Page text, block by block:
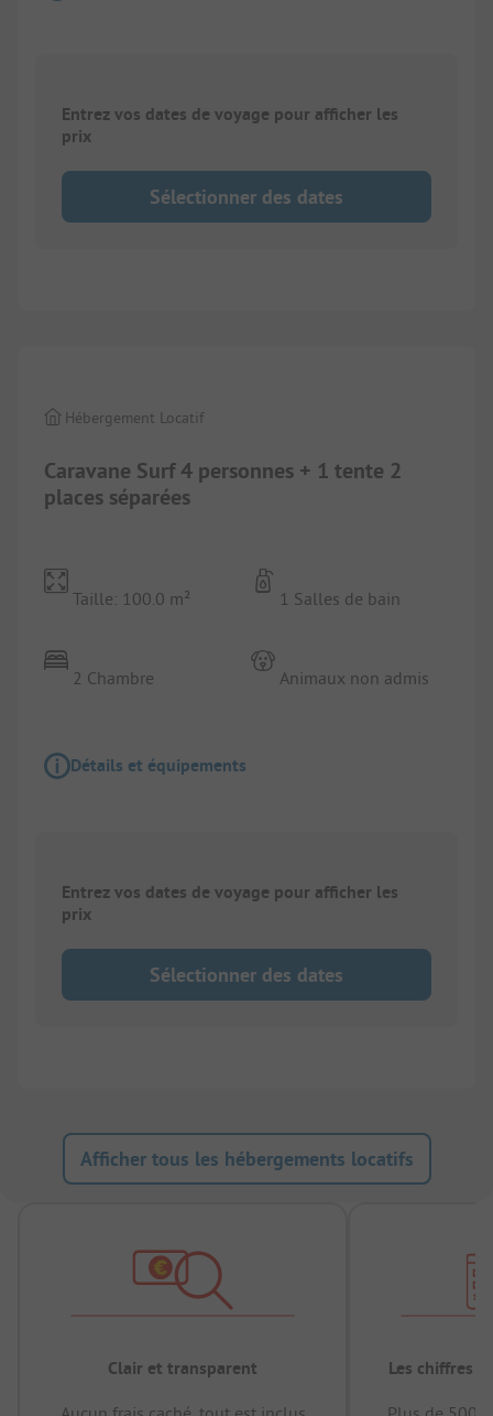
Entrez vos dates de voyage pour afficher les
prix
Sélectionner des dates
Caravane Surf 4 personnes + 1 tente 2
places séparées
Hébergement Locatif
Taille: 100.0 m²
2 Chambre
1 Salles de bain
Animaux non admis
Détails et équipements
Entrez vos dates de voyage pour afficher les
prix
Sélectionner des dates
Afficher tous les hébergements locatifs
Clair et transparent Les chiffres